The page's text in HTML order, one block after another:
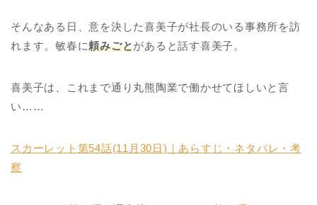
そんなある日、意を決した喜美子が社長のいる事務所を訪
れます。敏春に頼みごとがあると話す喜美子。
喜美子は、これまで通り丸熊陶業で働かせてほしいと言
い……
スカーレット第54話(11月30日)｜あらすじ・ネタバレ・考
察